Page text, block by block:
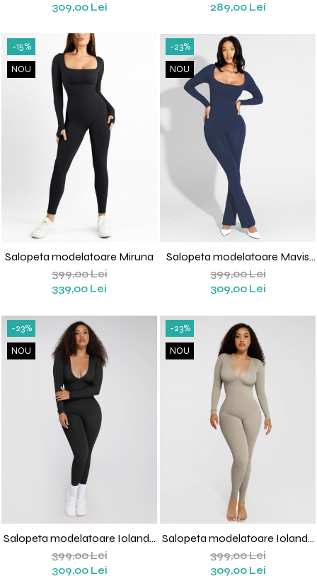
309,00 Lei
289,00 Lei
-15%
NOU
Salopeta modelatoare Miruna
399,00 Lei
339,00 Lei
-23%
NOU
Salopeta modelatoare Mavis
(Bleumaren)
399,00 Lei
309,00 Lei
-23%
NOU
Salopeta modelatoare Iolanda
(Negru)
399,00 Lei
309,00 Lei
-23%
NOU
Salopeta modelatoare Iolanda
(Gri)
399,00 Lei
309,00 Lei